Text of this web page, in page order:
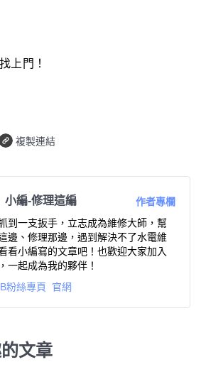
上門！
複製連結
小編-修理這編
作者專欄
到一支扳手，立志成為維修大師，幫
邊、修理那邊，遇到解決不了水電維
看小編寫的文章吧！也歡迎大家加入
一起成為我的夥伴！
粉絲專頁 官網
文章